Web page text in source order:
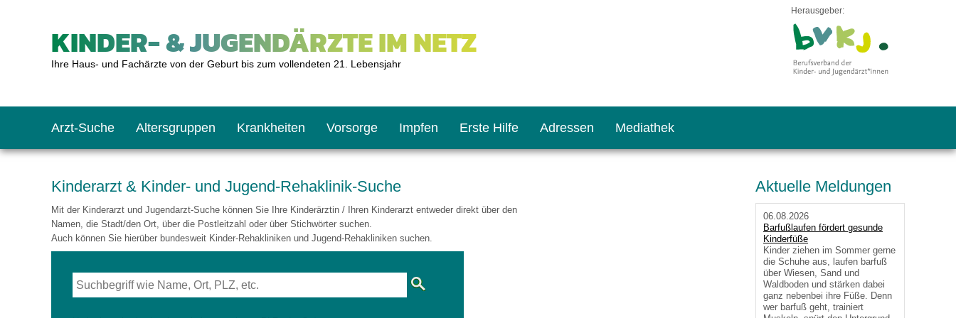
KINDER- & JUGENDÄRZTE IM NETZ
Ihre Haus- und Fachärzte von der Geburt bis zum vollendeten 21. Lebensjahr
Herausgeber:
Arzt-Suche Altersgruppen
Kleinkinder
Krankheiten Vorsorge
Kleinkind: U7 bis U9
Impfen
Impfen: Wann und wie oft?
Erste Hilfe
Giftnotruf
Adressen
Sozialpädiatrie
Mediathek
Körpergrößen-Rechner
Kinderarzt & Kinder- und Jugend-Rehaklinik-Suche
Mit der Kinderarzt und Jugendarzt-Suche können Sie Ihre Kinderärztin / Ihren Kinderarzt entweder direkt über den
Namen, die Stadt/den Ort, über die Postleitzahl oder über Stichwörter suchen.
Auch können Sie hierüber bundesweit Kinder-Rehakliniken und Jugend-Rehakliniken suchen.
Aktuelle Meldungen
06.08.2026
Barfußlaufen fördert gesunde
Kinderfüße
Kinder ziehen im Sommer gerne
die Schuhe aus, laufen barfuß
über Wiesen, Sand und
Waldboden und stärken dabei
ganz nebenbei ihre Füße. Denn
wer barfuß geht, trainiert